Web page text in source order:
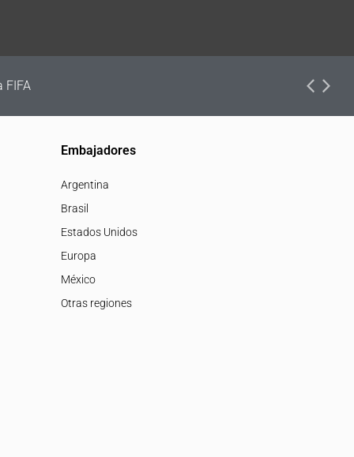
Embajadores
Argentina
Brasil
Estados Unidos
Europa
México
Otras regiones